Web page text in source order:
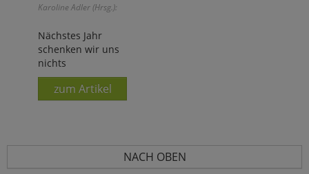
Karoline Adler (Hrsg.):
Nächstes Jahr
schenken wir uns
nichts
zum Artikel
NACH OBEN